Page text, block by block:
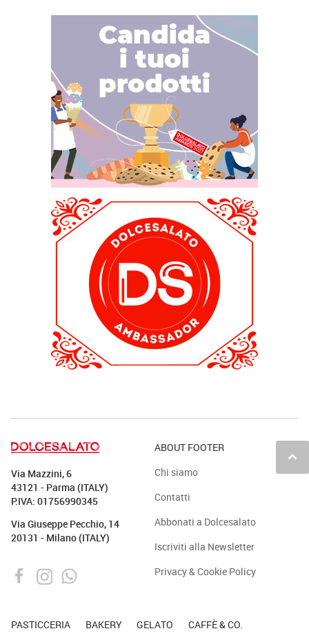
keyboard_arrow_up
Via Mazzini, 6
43121 - Parma (ITALY)
P.IVA: 01756990345
Via Giuseppe Pecchio, 14
20131 - Milano (ITALY)
ABOUT FOOTER
Chi siamo
Contatti
Abbonati a Dolcesalato
Iscriviti alla Newsletter
Privacy & Cookie Policy
PASTICCERIA BAKERY GELATO CAFFÈ & CO.